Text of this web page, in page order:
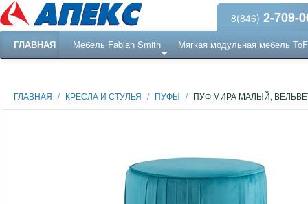
8(846) 2-709-
ГЛАВНАЯ Мебель Fabian Smith Мягкая модульная мебель
ГЛАВНАЯ / КРЕСЛА И СТУЛЬЯ / ПУФЫ / ПУФ МИРА МАЛЫЙ,